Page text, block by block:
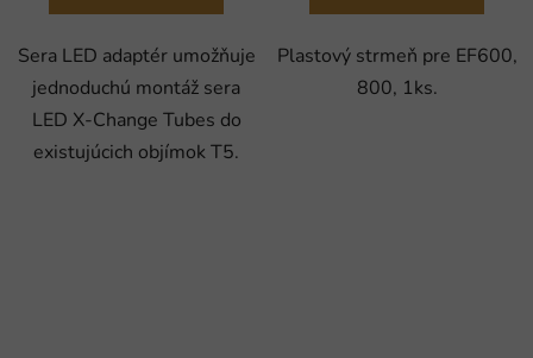
Sera LED adaptér umožňuje
jednoduchú montáž sera
LED X-Change Tubes do
existujúcich objímok T5.
Plastový strmeň pre EF600,
800, 1ks.